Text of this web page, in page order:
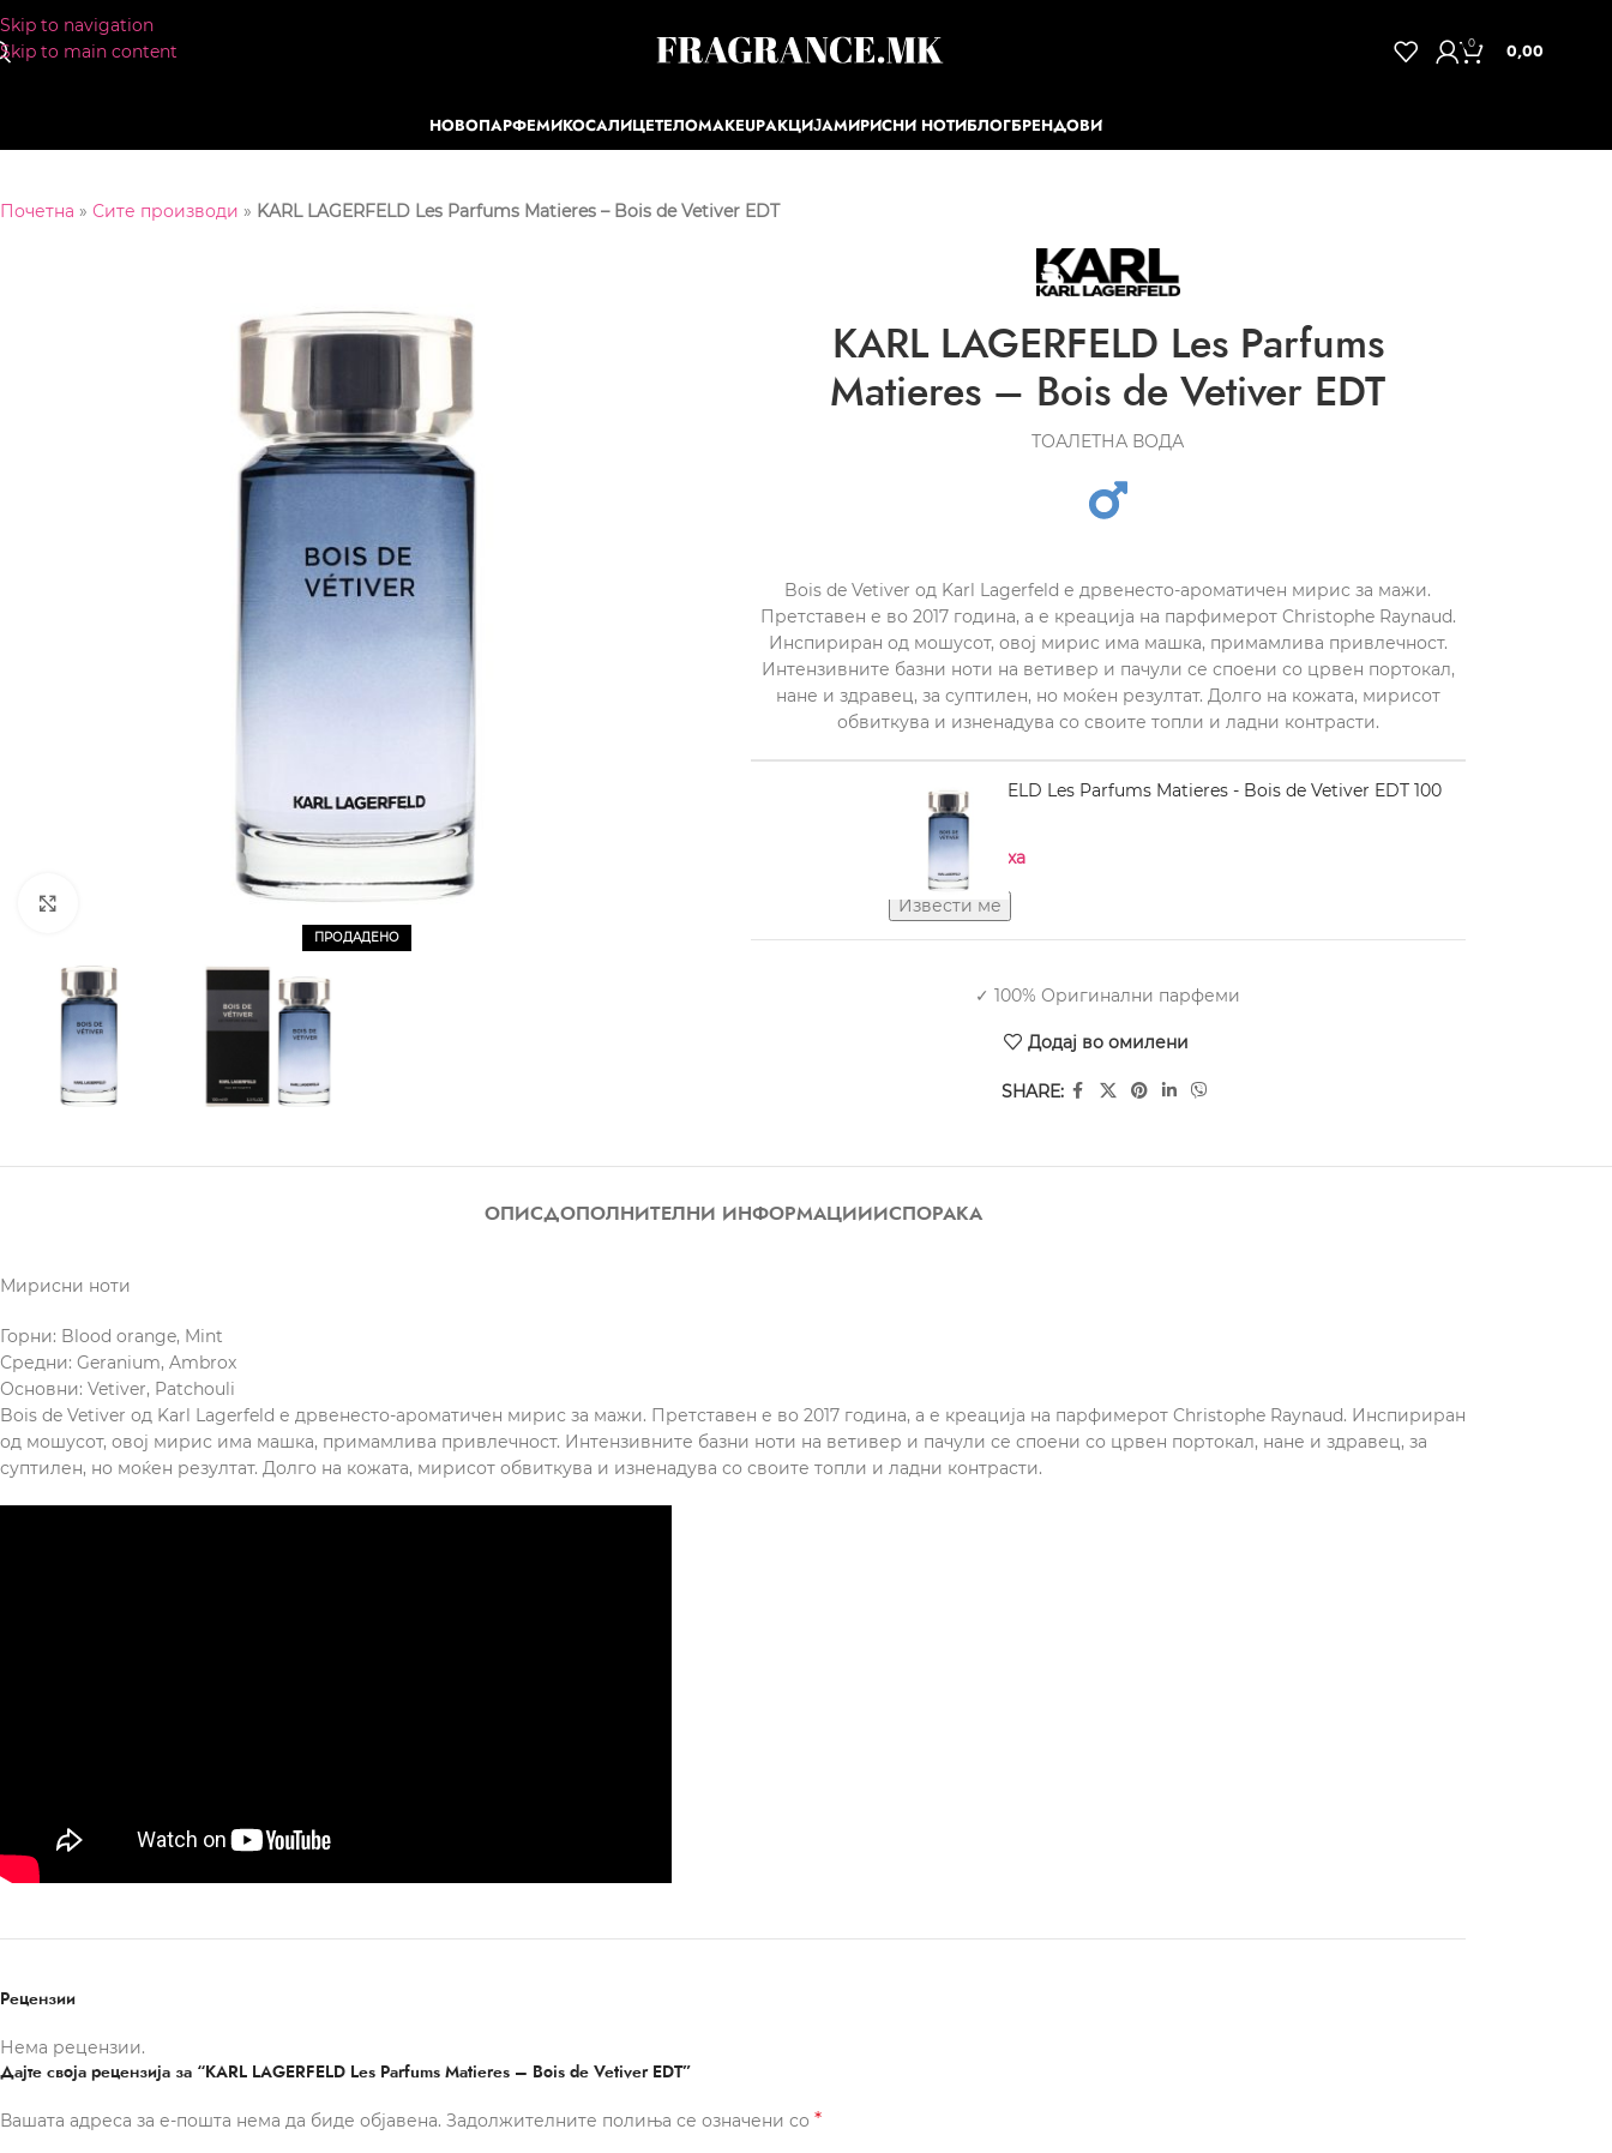
Skip to navigation
Skip to main content
0 0,00
НОВОПАРФЕМИКОСАЛИЦЕТЕЛОMAKEUPАКЦИЈАМИРИСНИ НОТИБЛОГБРЕНДОВИ
Почетна » Сите производи » KARL LAGERFELD Les Parfums Matieres – Bois de Vetiver EDT
ПРОДАДЕНО
KARL LAGERFELD Les Parfums
Matieres – Bois de Vetiver EDT
ТОАЛЕТНА ВОДА
Bois de Vetiver од Karl Lagerfeld е дрвенесто-ароматичен мирис за мажи.
Претставен е во 2017 година, а е креација на парфимерот Christophe Raynaud.
Инспириран од мошусот, овој мирис има машка, примамлива привлечност.
Интензивните базни ноти на ветивер и пачули се споени со црвен портокал,
нане и здравец, за суптилен, но моќен резултат. Долго на кожата, мирисот
обвиткува и изненадува со своите топли и ладни контрасти.
KARL LAGERFELD Les Parfums Matieres - Bois de Vetiver EDT 100
Нема на залиха
✓ 100% Оригинални парфеми
Додај во омилени
SHARE:
ОПИСДОПОЛНИТЕЛНИ ИНФОРМАЦИИИСПОРАКА
Мирисни ноти
Горни: Blood orange, Mint
Средни: Geranium, Ambrox
Основни: Vetiver, Patchouli
Bois de Vetiver од Karl Lagerfeld е дрвенесто-ароматичен мирис за мажи. Претставен е во 2017 година, а е креација на парфимерот Christophe Raynaud. Инспириран
од мошусот, овој мирис има машка, примамлива привлечност. Интензивните базни ноти на ветивер и пачули се споени со црвен портокал, нане и здравец, за
суптилен, но моќен резултат. Долго на кожата, мирисот обвиткува и изненадува со своите топли и ладни контрасти.
Рецензии
Нема рецензии.
Дајте своја рецензија за “KARL LAGERFELD Les Parfums Matieres – Bois de Vetiver EDT”
Вашата адреса за е-пошта нема да биде објавена. Задолжителните полиња се означени со *